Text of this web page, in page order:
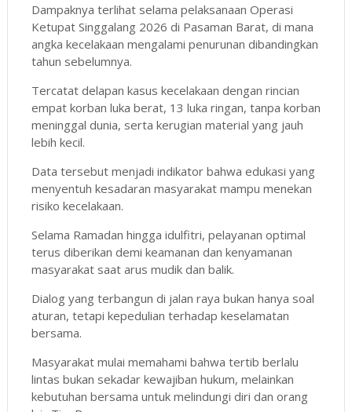
Dampaknya terlihat selama pelaksanaan Operasi
Ketupat Singgalang 2026 di Pasaman Barat, di mana
angka kecelakaan mengalami penurunan dibandingkan
tahun sebelumnya.
Tercatat delapan kasus kecelakaan dengan rincian
empat korban luka berat, 13 luka ringan, tanpa korban
meninggal dunia, serta kerugian material yang jauh
lebih kecil.
Data tersebut menjadi indikator bahwa edukasi yang
menyentuh kesadaran masyarakat mampu menekan
risiko kecelakaan.
Selama Ramadan hingga idulfitri, pelayanan optimal
terus diberikan demi keamanan dan kenyamanan
masyarakat saat arus mudik dan balik.
Dialog yang terbangun di jalan raya bukan hanya soal
aturan, tetapi kepedulian terhadap keselamatan
bersama.
Masyarakat mulai memahami bahwa tertib berlalu
lintas bukan sekadar kewajiban hukum, melainkan
kebutuhan bersama untuk melindungi diri dan orang